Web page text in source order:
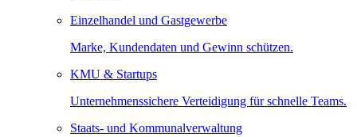
Einzelhandel und Gastgewerbe
Marke, Kundendaten und Gewinn schützen.
KMU & Startups
Unternehmenssichere Verteidigung für schnelle Teams.
Staats- und Kommunalverwaltung